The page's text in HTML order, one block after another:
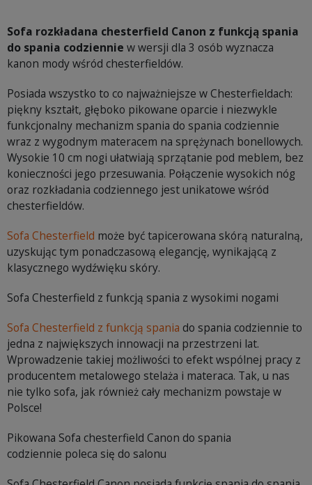
Sofa rozkładana chesterfield Canon z funkcją spania
do spania codziennie w wersji dla 3 osób wyznacza
kanon mody wśród chesterfieldów.
Posiada wszystko to co najważniejsze w Chesterfieldach:
piękny kształt, głęboko pikowane oparcie i niezwykle
funkcjonalny mechanizm spania do spania codziennie
wraz z wygodnym materacem na sprężynach bonellowych.
Wysokie 10 cm nogi ułatwiają sprzątanie pod meblem, bez
konieczności jego przesuwania. Połączenie wysokich nóg
oraz rozkładania codziennego jest unikatowe wśród
chesterfieldów.
Sofa Chesterfield może być tapicerowana skórą naturalną,
uzyskując tym ponadczasową elegancję, wynikającą z
klasycznego wydźwięku skóry.
Sofa Chesterfield z funkcją spania z wysokimi nogami
Sofa Chesterfield z funkcją spania do spania codziennie to
jedna z największych innowacji na przestrzeni lat.
Wprowadzenie takiej możliwości to efekt wspólnej pracy z
producentem metalowego stelaża i materaca. Tak, u nas
nie tylko sofa, jak również cały mechanizm powstaje w
Polsce!
Pikowana Sofa chesterfield Canon do spania
codziennie poleca się do salonu